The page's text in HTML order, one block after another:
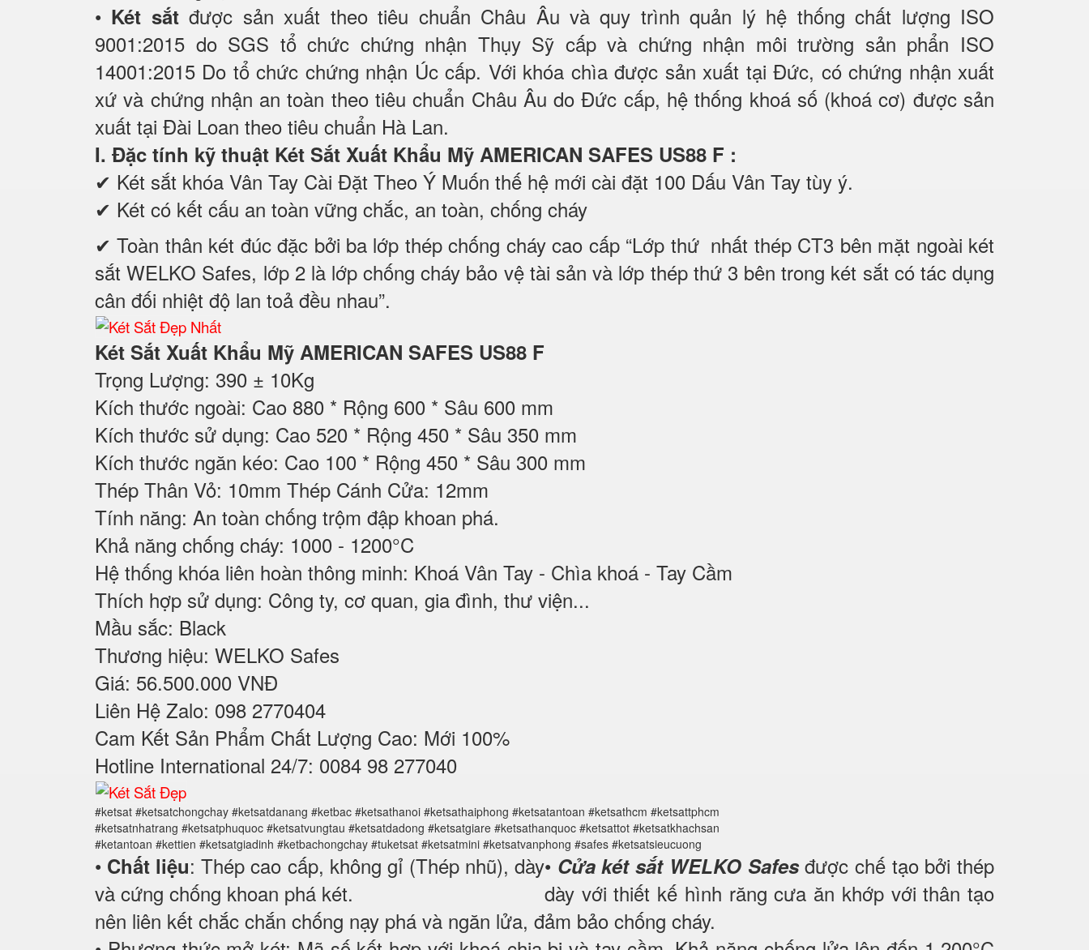
• Két sắtđược sản xuất theo tiêu chuẩn Châu Âu và quy trình quản lý hệ thống chất lượng ISO
9001:2015 do SGS tổ chức chứng nhận Thụy Sỹ cấp và chứng nhận môi trường sản phẩn ISO
14001:2015 Do tổ chức chứng nhận Úc cấp. Với khóa chìa được sản xuất tại Đức, có chứng nhận xuất
xứ và chứng nhận an toàn theo tiêu chuẩn Châu Âu do Đức cấp, hệ thống khoá số (khoá cơ) được sản
xuất tại Đài Loan theo tiêu chuẩn Hà Lan.
I. Đặc tính kỹ thuật Két Sắt Xuất Khẩu Mỹ AMERICAN SAFES US88 F :
✔ Két sắt khóa Vân Tay Cài Đặt Theo Ý Muốn thế hệ mới cài đặt 100 Dấu Vân Tay tùy ý.
✔ Két có kết cấu an toàn vững chắc, an toàn, chống cháy
✔ Toàn thân két đúc đặc bởi ba lớp thép chống cháy cao cấp “Lớp thứ nhất thép CT3 bên mặt ngoài két
sắt WELKO Safes, lớp 2 là lớp chống cháy bảo vệ tài sản và lớp thép thứ 3 bên trong két sắt có tác dụng
cân đối nhiệt độ lan toả đều nhau”.
Két Sắt Xuất Khẩu Mỹ AMERICAN SAFES US88 F
Trọng Lượng: 390 ± 10Kg
Kích thước ngoài: Cao 880 * Rộng 600 * Sâu 600 mm
Kích thước sử dụng: Cao 520 * Rộng 450 * Sâu 350 mm
Kích thước ngăn kéo: Cao 100 * Rộng 450 * Sâu 300 mm
Thép Thân Vỏ: 10mm Thép Cánh Cửa: 12mm
Tính năng: An toàn chống trộm đập khoan phá.
Khả năng chống cháy: 1000 - 1200°C
Hệ thống khóa liên hoàn thông minh: Khoá Vân Tay - Chìa khoá - Tay Cầm
Thích hợp sử dụng: Công ty, cơ quan, gia đình, thư viện...
Mầu sắc: Black
Thương hiệu: WELKO Safes
Giá: 56.500.000 VNĐ
Liên Hệ Zalo: 098 2770404
Cam Kết Sản Phẩm Chất Lượng Cao: Mới 100%
Hotline International 24/7: 0084 98 277040
#ketsat #ketsatchongchay #ketsatdanang #ketbac #ketsathanoi #ketsathaiphong #ketsatantoan #ketsathcm #ketsattphcm
#ketsatnhatrang #ketsatphuquoc #ketsatvungtau #ketsatdadong #ketsatgiare #ketsathanquoc #ketsattot #ketsatkhachsan
#ketantoan #kettien #ketsatgiadinh #ketbachongchay #tuketsat #ketsatmini #ketsatvanphong #safes #ketsatsieucuong
• Chất liệu: Thép cao cấp, không gỉ (Thép nhũ), dày
và cứng chống khoan phá két.
• Cửa két sắt WELKO Safesđược chế tạo bởi thép
dày với thiết kế hình răng cưa ăn khớp với thân tạo
nên liên kết chắc chắn chống nạy phá và ngăn lửa, đảm bảo chống cháy.